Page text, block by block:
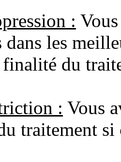
:
dans les
du
: Vous
traitement